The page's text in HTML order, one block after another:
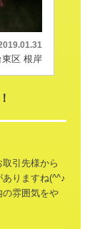
東区 根岸
引先様から
りますね(^^♪
雰囲気をや